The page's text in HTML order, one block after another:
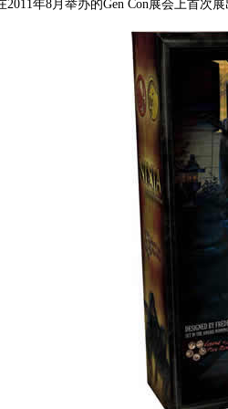
2011年8月举办的Gen Con展会上首次